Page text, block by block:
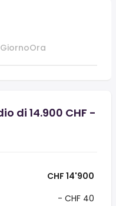
GiornoOra
di 14.900 CHF -
CHF 14'900
- CHF 40